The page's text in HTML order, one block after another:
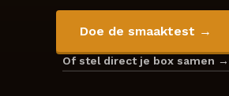
Doe de smaaktest →
Of stel direct je box samen →